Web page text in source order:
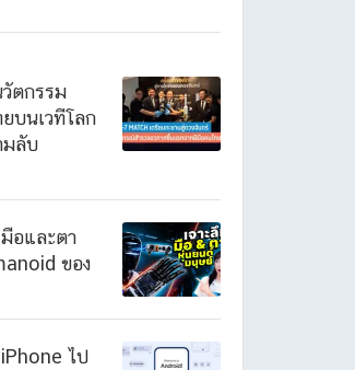
ตกรรม
บนเวทีโลก
มลับ
มือและตา
ของ
ไป